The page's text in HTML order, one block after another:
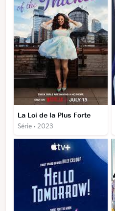
La Loi de la Plus Forte
Série • 2023